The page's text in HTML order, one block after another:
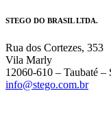
STEGO DO BRASIL LTDA.
Rua dos Cortezes, 353
Vila Marly
12060-610 – Taubaté –
info@stego.com.br